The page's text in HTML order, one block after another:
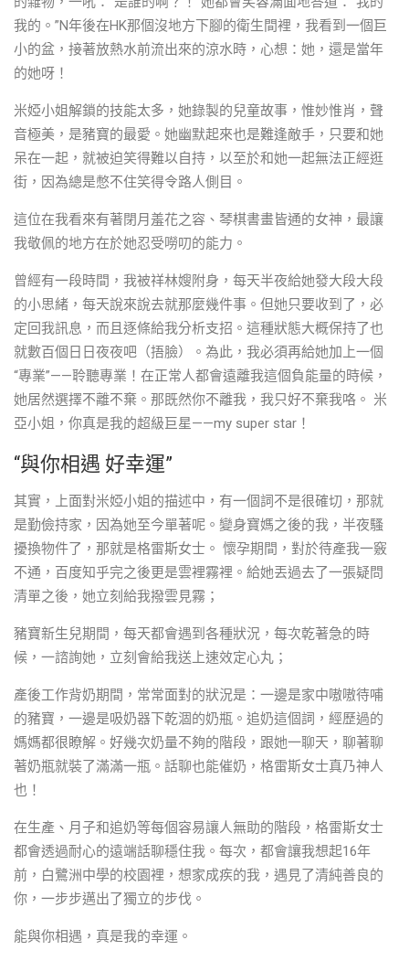
我的。”N年後在HK那個沒地方下腳的衛生間裡，我看到一個巨
小的盆，接著放熱水前流出來的涼水時，心想：她，還是當年
的她呀！
米婭小姐解鎖的技能太多，她錄製的兒童故事，惟妙惟肖，聲
音極美，是豬寶的最愛。她幽默起來也是難逢敵手，只要和她
呆在一起，就被迫笑得難以自持，以至於和她一起無法正經逛
街，因為總是憋不住笑得令路人側目。
這位在我看來有著閉月羞花之容、琴棋書畫皆通的女神，最讓
我敬佩的地方在於她忍受嘮叨的能力。
曾經有一段時間，我被祥林嫂附身，每天半夜給她發大段大段
的小思緒，每天說來說去就那麼幾件事。但她只要收到了，必
定回我訊息，而且逐條給我分析支招。這種狀態大概保持了也
就數百個日日夜夜吧（捂臉）。為此，我必須再給她加上一個
“專業”——聆聽專業！在正常人都會遠離我這個負能量的時候，
她居然選擇不離不棄。那既然你不離我，我只好不棄我咯。 米
亞小姐，你真是我的超級巨星——my super star！
“與你相遇 好幸運”
其實，上面對米婭小姐的描述中，有一個詞不是很確切，那就
是勤儉持家，因為她至今單著呢。變身寶媽之後的我，半夜騷
擾換物件了，那就是格雷斯女士。 懷孕期間，對於待產我一竅
不通，百度知乎完之後更是雲裡霧裡。給她丟過去了一張疑問
清單之後，她立刻給我撥雲見霧；
豬寶新生兒期間，每天都會遇到各種狀況，每次乾著急的時
候，一諮詢她，立刻會給我送上速效定心丸；
產後工作背奶期間，常常面對的狀況是：一邊是家中嗷嗷待哺
的豬寶，一邊是吸奶器下乾涸的奶瓶。追奶這個詞，經歷過的
媽媽都很瞭解。好幾次奶量不夠的階段，跟她一聊天，聊著聊
著奶瓶就裝了滿滿一瓶。話聊也能催奶，格雷斯女士真乃神人
也！
在生產、月子和追奶等每個容易讓人無助的階段，格雷斯女士
都會透過耐心的遠端話聊穩住我。每次，都會讓我想起16年
前，白鷺洲中學的校園裡，想家成疾的我，遇見了清純善良的
你，一步步邁出了獨立的步伐。
能與你相遇，真是我的幸運。